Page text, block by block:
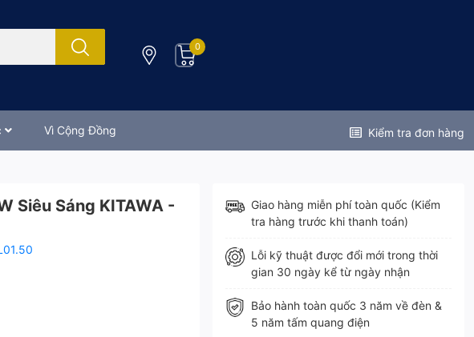
0
Vì Cộng Đồng Kiểm tra đơn hàng
Siêu Sáng KITAWA -
Giao hàng miễn phí toàn quốc (Kiểm
tra hàng trước khi thanh toán)
Lỗi kỹ thuật được đổi mới trong thời
gian 30 ngày kể từ ngày nhận
Bảo hành toàn quốc 3 năm về đèn &
5 năm tấm quang điện